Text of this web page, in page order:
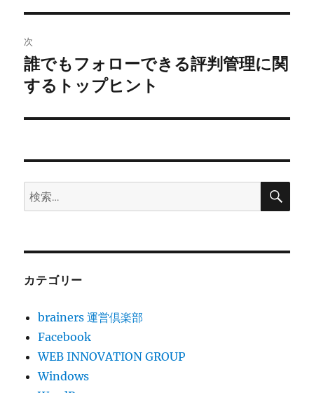
ビ
ゲ
ー
シ
ン
稿:
次
次
の
稿:
誰でもフォローできる評判管理に関
するトップヒント
検
索:
検
カテゴリー
brainers 運営倶楽部
Facebook
WEB INNOVATION GROUP
Windows